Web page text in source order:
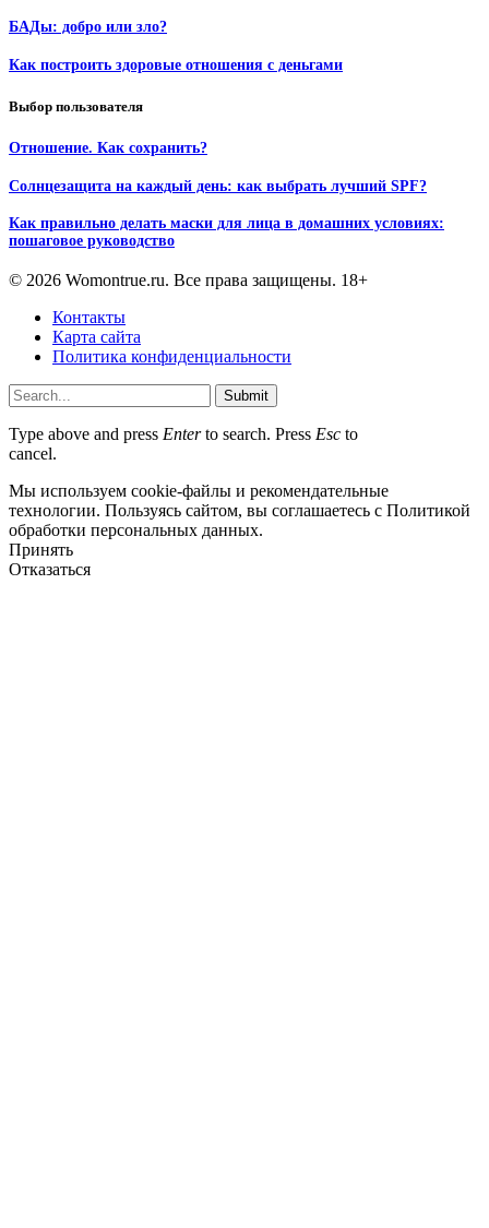
БАДы: добро или зло?
Как построить здоровые отношения с деньгами
Выбор пользователя
Отношение. Как сохранить?
Солнцезащита на каждый день: как выбрать лучший SPF?
Как правильно делать маски для лица в домашних условиях:
пошаговое руководство
© 2026 Womontrue.ru. Все права защищены. 18+
Контакты
Карта сайта
Политика конфиденциальности
Submit
Type above and press Enterto search. Press Esc to
cancel.
Мы используем cookie-файлы и рекомендательные
технологии. Пользуясь сайтом, вы соглашаетесь с Политикой
обработки персональных данных.
Принять
Отказаться